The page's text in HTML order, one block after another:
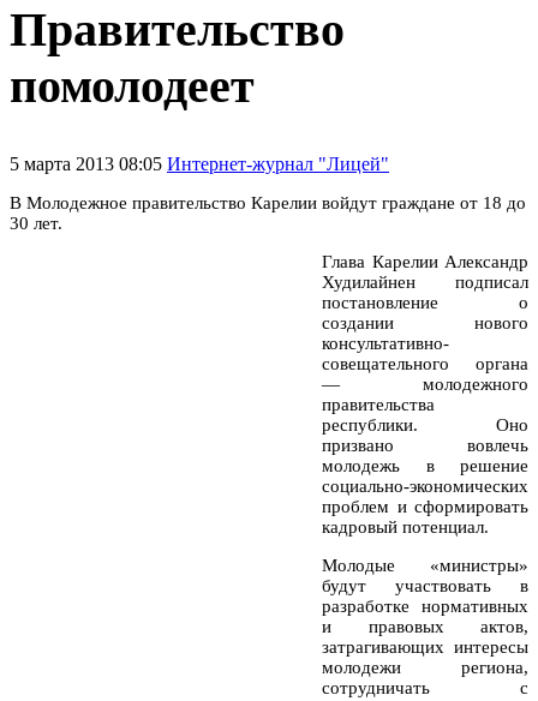
Правительство
помолодеет
5 марта 2013 08:05 Интернет-журнал "Лицей"
В Молодежное правительство Карелии войдут граждане от 18 до
30 лет.
Глава Карелии Александр
Худилайнен подписал
постановление о
создании нового
консультативно-
совещательного органа
— молодежного
правительства
республики. Оно
призвано вовлечь
молодежь в решение
социально-экономических
проблем и сформировать
кадровый потенциал.
Молодые «министры»
будут участвовать в
разработке нормативных
и правовых актов,
затрагивающих интересы
молодежи региона,
сотрудничать с